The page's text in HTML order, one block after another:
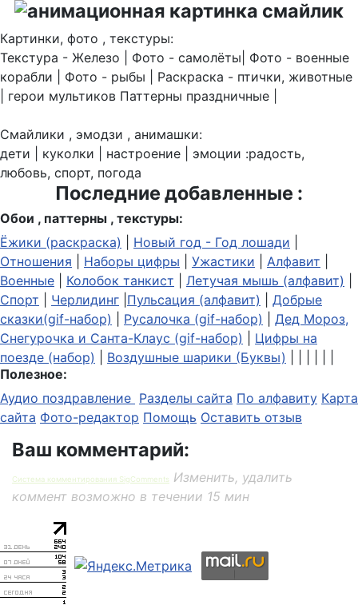
Картинки, фото , текстуры:
Текстура - Железо | Фото - самолёты| Фото - военные
корабли | Фото - рыбы | Раскраска - птички, животные
| герои мультиков Паттерны праздничные |
Смайлики , эмодзи , анимашки:
дети | куколки | настроение | эмоции :радость,
любовь, спорт, погода
Последние добавленные :
Обои , паттерны , текстуры:
Ёжики (раскраска)
Новый год - Год лошади
Отношения
Наборы цифры Ужастики Алфавит
Военные
Колобок танкист Летучая мышь (алфавит)
Спорт
Черлидинг Пульсация (алфавит)
Добрые
сказки(gif-набор)
Русалочка (gif-набор)
Дед Мороз,
Снегурочка и Санта-Клаус (gif-набор)
Цифры на
поезде (набор)
Воздушные шарики (Буквы)
Полезное:
Аудио поздравление Разделы сайта По алфавиту Карта
сайта Фото-редактор Помощь Оставить отзыв
Ваш комментарий:
Система комментирования SigComments
Изменить, удалить
коммент возможно в течении 15 мин